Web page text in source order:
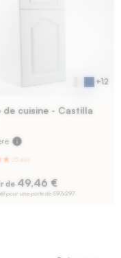
de cuisine - Castilla
info
de 49,46 €
pour une porte de 597x297
+12